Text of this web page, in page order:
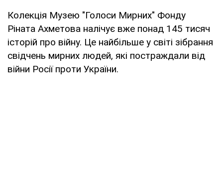
Колекція Музею "Голоси Мирних" Фонду
Ріната Ахметова налічує вже понад 145 тисяч
історій про війну. Це найбільше у світі зібрання
свідчень мирних людей, які постраждали від
війни Росії проти України.